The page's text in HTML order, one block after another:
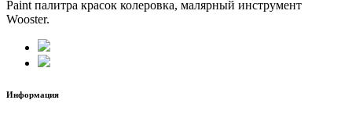
Paint палитра красок колеровка, малярный инструмент
Wooster.
Информация